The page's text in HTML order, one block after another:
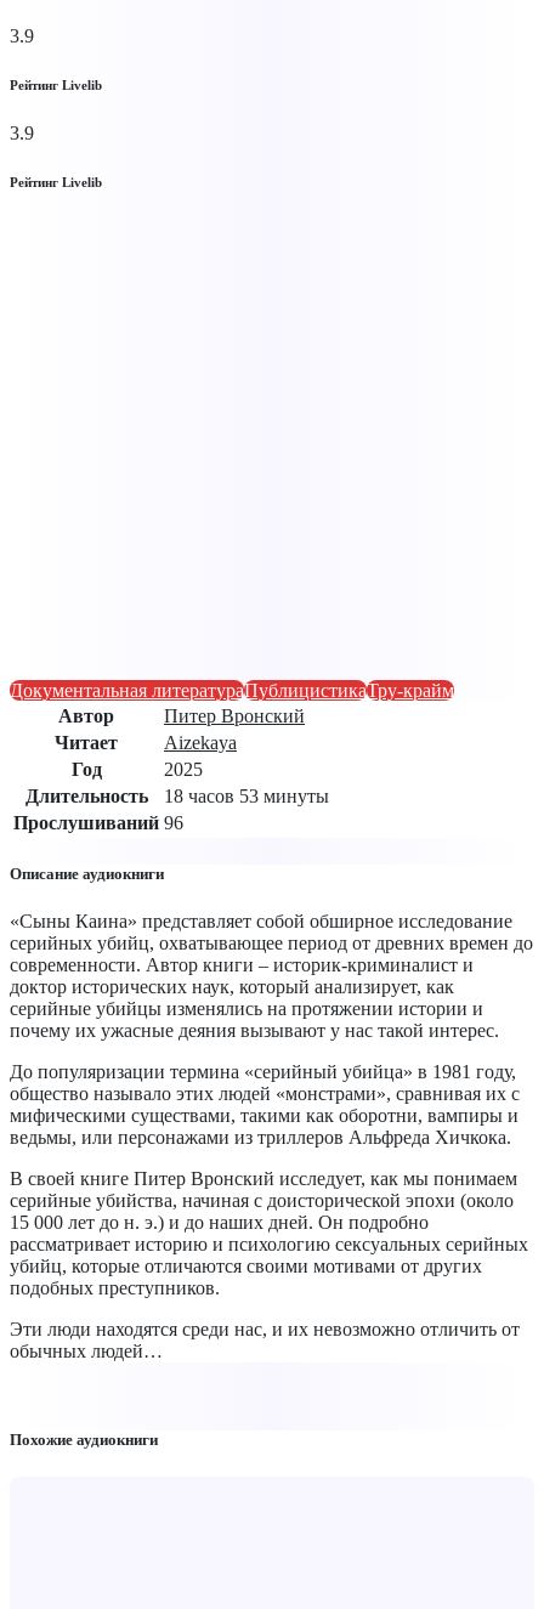
3.9
Рейтинг Livelib
3.9
Рейтинг Livelib
Документальная литератураПублицистикаТру-крайм
Автор
Питер Вронский
Читает
Aizekaya
Год
2025
Длительность
18 часов 53 минуты
Прослушиваний 96
Описание аудиокниги
«Сыны Каина» представляет собой обширное исследование
серийных убийц, охватывающее период от древних времен до
современности. Автор книги – историк-криминалист и
доктор исторических наук, который анализирует, как
серийные убийцы изменялись на протяжении истории и
почему их ужасные деяния вызывают у нас такой интерес.
До популяризации термина «серийный убийца» в 1981 году,
общество называло этих людей «монстрами», сравнивая их с
мифическими существами, такими как оборотни, вампиры и
ведьмы, или персонажами из триллеров Альфреда Хичкока.
В своей книге Питер Вронский исследует, как мы понимаем
серийные убийства, начиная с доисторической эпохи (около
15 000 лет до н. э.) и до наших дней. Он подробно
рассматривает историю и психологию сексуальных серийных
убийц, которые отличаются своими мотивами от других
подобных преступников.
Эти люди находятся среди нас, и их невозможно отличить от
обычных людей…
Похожие аудиокниги